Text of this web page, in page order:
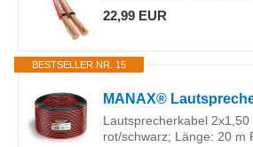
22,99 EUR
BESTSELLER NR. 15
Lautsprecherkabel 2x1,50
rot/schwarz; Länge: 20 m